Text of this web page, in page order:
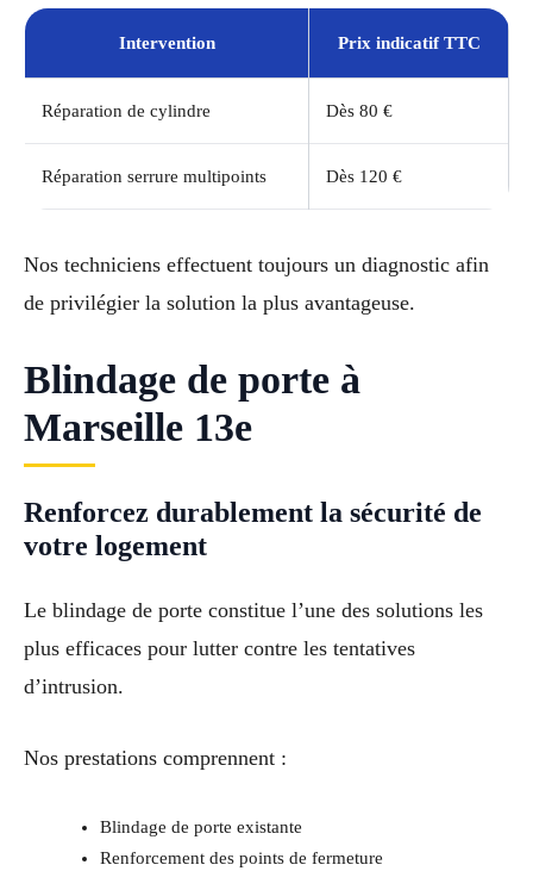
Intervention Prix indicatif TTC
Réparation de cylindre Dès 80 €
Réparation serrure multipoints Dès 120 €
Nos techniciens effectuent toujours un diagnostic afin
de privilégier la solution la plus avantageuse.
Blindage de porte à
Marseille 13e
Renforcez durablement la sécurité de
votre logement
Le blindage de porte constitue l’une des solutions les
plus efficaces pour lutter contre les tentatives
d’intrusion.
Nos prestations comprennent :
Blindage de porte existante
Renforcement des points de fermeture